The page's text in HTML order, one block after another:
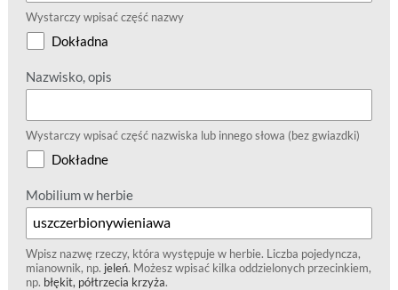
Wystarczy wpisać część nazwy
Dokładna
Nazwisko, opis
Wystarczy wpisać część nazwiska lub innego słowa (bez gwiazdki)
Dokładne
Mobilium w herbie
Wpisz nazwę rzeczy, która występuje w herbie. Liczba pojedyncza,
mianownik, np. jeleń. Możesz wpisać kilka oddzielonych przecinkiem,
np. błękit, półtrzecia krzyża.